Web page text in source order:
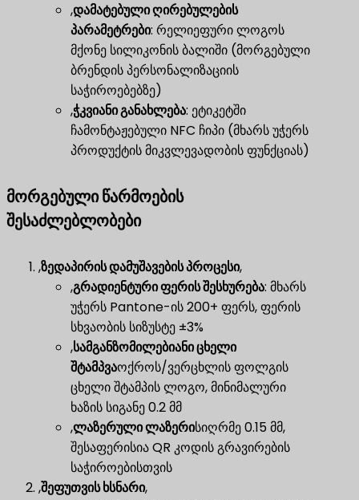
,დამატებული ღირებულების
პარამეტრები​: რელიეფური ლოგოს
მქონე სილიკონის ბალიში (მორგებული
ბრენდის პერსონალიზაციის
საჭიროებებზე)
,ჭკვიანი განახლება​: ეტიკეტში
ჩამონტაჟებული NFC ჩიპი (მხარს უჭერს
პროდუქტის მიკვლევადობის ფუნქციას)
მორგებული წარმოების
შესაძლებლობები
,ზედაპირის დამუშავების პროცესი,
,გრადიენტური ფერის შესხურება​: მხარს
უჭერს Pantone-ის 200+ ფერს, ფერის
სხვაობის სიზუსტე ±3%
,სამგანზომილებიანი ცხელი
შტამპვაოქროს/ვერცხლის ფოლგის
ცხელი შტამპის ლოგო, მინიმალური
ხაზის სიგანე 0.2 მმ
,ლაზერული ლაზერისიღრმე 0.15 მმ,
შესაფერისია QR კოდის გრავირების
საჭიროებისთვის
,შეფუთვის ხსნარი,